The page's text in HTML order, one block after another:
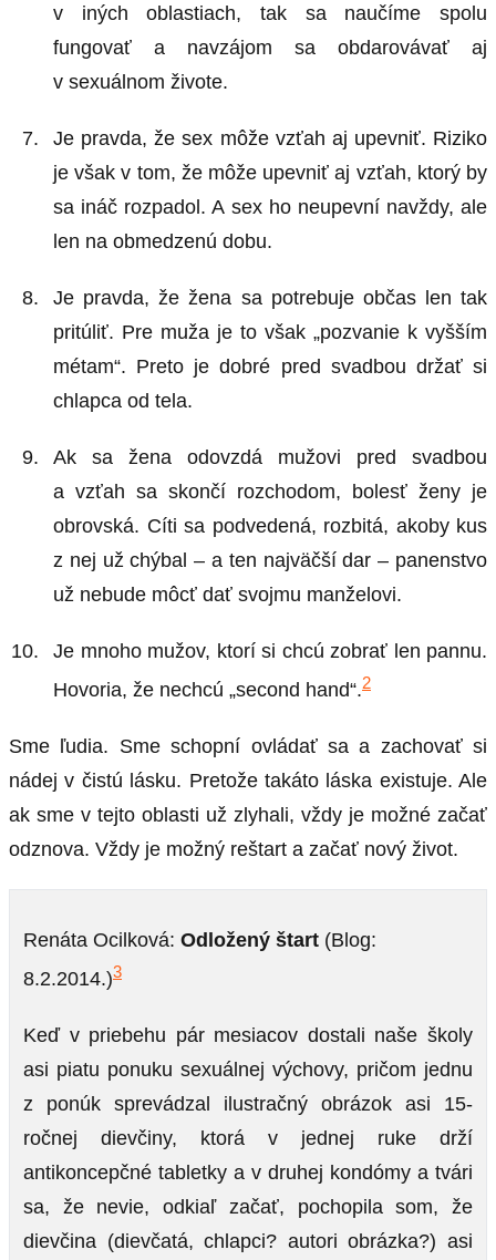
v iných oblastiach, tak sa naučíme spolu
fungovať a navzájom sa obdarovávať aj
v sexuálnom živote.
Je pravda, že sex môže vzťah aj upevniť. Riziko
je však v tom, že môže upevniť aj vzťah, ktorý by
sa ináč rozpadol. A sex ho neupevní navždy, ale
len na obmedzenú dobu.
Je pravda, že žena sa potrebuje občas len tak
pritúliť. Pre muža je to však „pozvanie k vyšším
métam“. Preto je dobré pred svadbou držať si
chlapca od tela.
Ak sa žena odovzdá mužovi pred svadbou
a vzťah sa skončí rozchodom, bolesť ženy je
obrovská. Cíti sa podvedená, rozbitá, akoby kus
z nej už chýbal – a ten najväčší dar – panenstvo
už nebude môcť dať svojmu manželovi.
Je mnoho mužov, ktorí si chcú zobrať len pannu.
Hovoria, že nechcú „second hand“.2
Sme ľudia. Sme schopní ovládať sa a zachovať si
nádej v čistú lásku. Pretože takáto láska existuje. Ale
ak sme v tejto oblasti už zlyhali, vždy je možné začať
odznova. Vždy je možný reštart a začať nový život.
Renáta Ocilková: Odložený štart (Blog:
8.2.2014.)3
Keď v priebehu pár mesiacov dostali naše školy
asi piatu ponuku sexuálnej výchovy, pričom jednu
z ponúk sprevádzal ilustračný obrázok asi 15-
ročnej dievčiny, ktorá v jednej ruke drží
antikoncepčné tabletky a v druhej kondómy a tvári
sa, že nevie, odkiaľ začať, pochopila som, že
dievčina (dievčatá, chlapci? autori obrázka?) asi